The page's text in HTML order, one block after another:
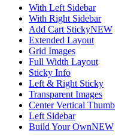
With Left Sidebar
With Right Sidebar
Add Cart StickyNEW
Extended Layout
Grid Images
Full Width Layout
Sticky Info
Left & Right Sticky
Transparent Images
Center Vertical Thumb
Left Sidebar
Build Your OwnNEW